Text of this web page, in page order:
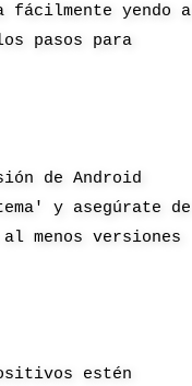
yendo a
pasos para
de Android
y asegúrate de
menos versiones
estén